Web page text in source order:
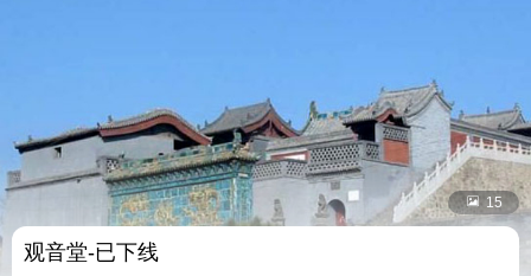
 15
观音堂-已下线